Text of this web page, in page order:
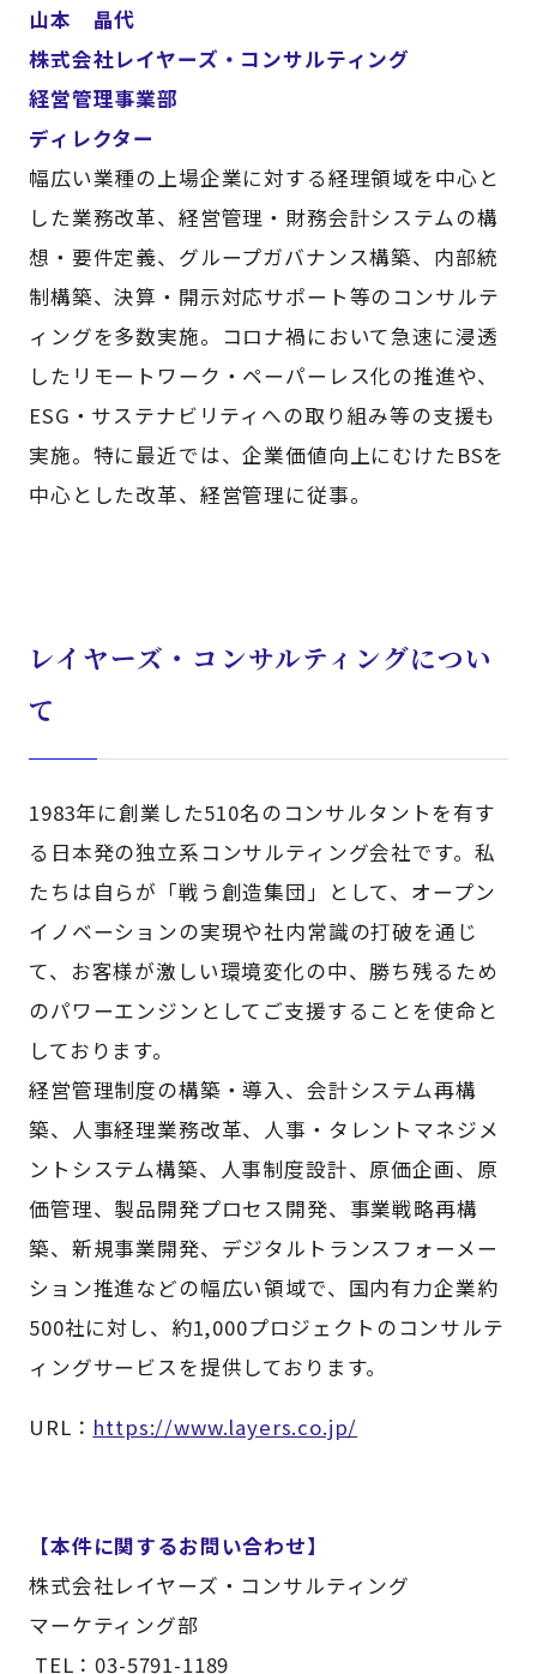
山本 晶代
株式会社レイヤーズ・コンサルティング
経営管理事業部
ディレクター
幅広い業種の上場企業に対する経理領域を中心と
した業務改革、経営管理・財務会計システムの構
想・要件定義、グループガバナンス構築、内部統
制構築、決算・開示対応サポート等のコンサルテ
ィングを多数実施。コロナ禍において急速に浸透
したリモートワーク・ペーパーレス化の推進や、
ESG・サステナビリティへの取り組み等の支援も
実施。特に最近では、企業価値向上にむけたBSを
中心とした改革、経営管理に従事。
レイヤーズ・コンサルティングについ
て
1983年に創業した510名のコンサルタントを有す
る日本発の独立系コンサルティング会社です。私
たちは自らが「戦う創造集団」として、オープン
イノベーションの実現や社内常識の打破を通じ
て、お客様が激しい環境変化の中、勝ち残るため
のパワーエンジンとしてご支援することを使命と
しております。
経営管理制度の構築・導入、会計システム再構
築、人事経理業務改革、人事・タレントマネジメ
ントシステム構築、人事制度設計、原価企画、原
価管理、製品開発プロセス開発、事業戦略再構
築、新規事業開発、デジタルトランスフォーメー
ション推進などの幅広い領域で、国内有力企業約
500社に対し、約1,000プロジェクトのコンサルテ
ィングサービスを提供しております。
URL： https://www.layers.co.jp/
【本件に関するお問い合わせ】
株式会社レイヤーズ・コンサルティング
マーケティング部
TEL：03-5791-1189